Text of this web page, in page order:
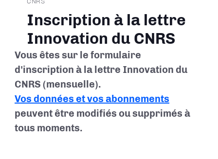
d'Ariane
Inscription à la lettre
Innovation du CNRS
Vous êtes sur le formulaire
d'inscription à la lettre Innovation du
CNRS (mensuelle).
Vos données et vos abonnements
peuvent être modifiés ou supprimés à
tous moments.